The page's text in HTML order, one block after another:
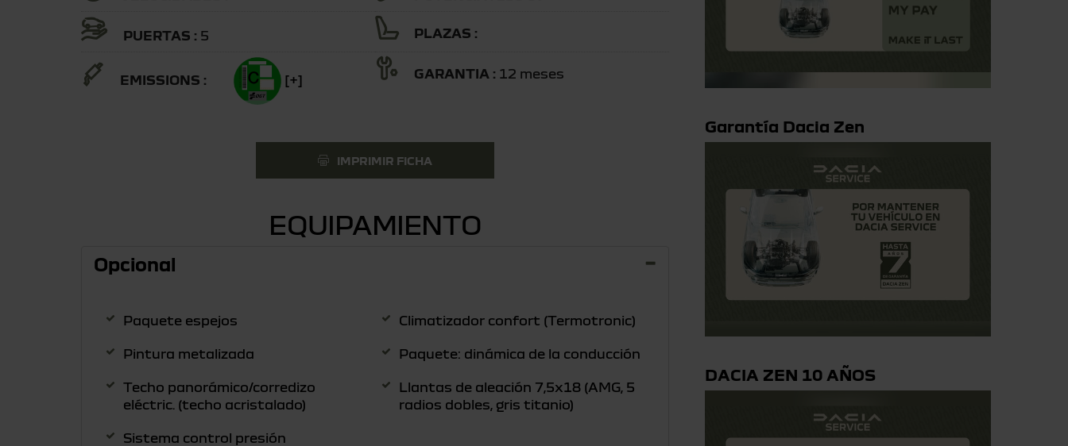
PUERTAS : 5 PLAZAS :
EMISSIONS : [+] GARANTIA : 12 meses
IMPRIMIR FICHA
EQUIPAMIENTO
Opcional
Paquete espejos
Pintura metalizada
Techo panorámico/corredizo
eléctric. (techo acristalado)
Sistema control presión
Climatizador confort (Termotronic)
Paquete: dinámica de la conducción
Llantas de aleación 7,5x18 (AMG, 5
radios dobles, gris titanio)
Garantía Dacia Zen
DACIA ZEN 10 AÑOS